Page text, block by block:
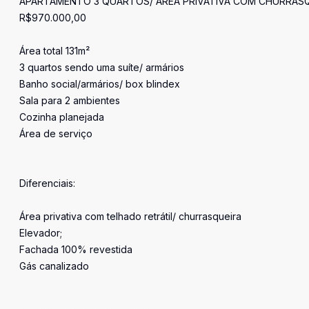
R$970.000,00
Área total 131m²
3 quartos sendo uma suíte/ armários
Banho social/armários/ box blindex
Sala para 2 ambientes
Cozinha planejada
Área de serviço
Diferenciais:
Área privativa com telhado retrátil/ churrasqueira
Elevador;
Fachada 100% revestida
Gás canalizado